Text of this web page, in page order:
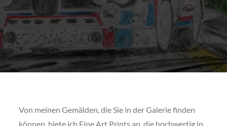
Von meinen Gemälden, die Sie in der Galerie finden
können, biete ich Fine Art Prints an, die hochwertig in